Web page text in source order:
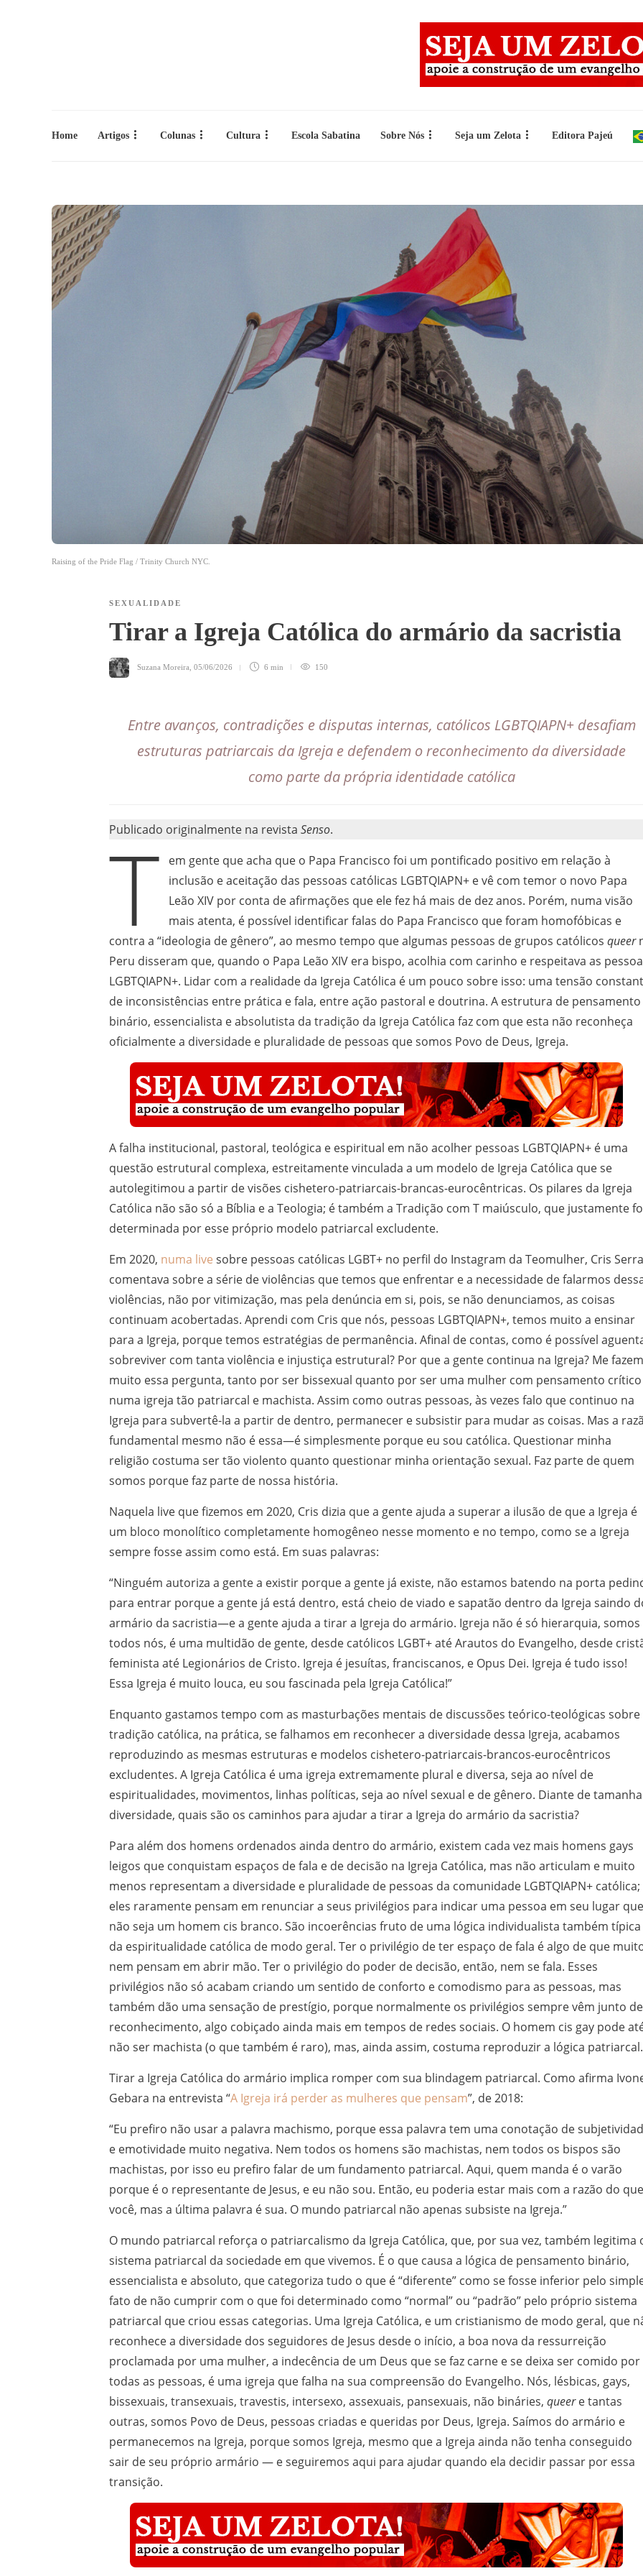
Home Artigos Colunas Cultura Escola Sabatina Sobre Nós Seja um Zelota Editora Pajeú
Raising of the Pride Flag / Trinity Church NYC.
SEXUALIDADE
Tirar a Igreja Católica do armário da sacristia
Suzana Moreira 05/06/2026 6 min 150
Entre avanços, contradições e disputas internas, católicos LGBTQIAPN+ desafiam
estruturas patriarcais da Igreja e defendem o reconhecimento da diversidade
como parte da própria identidade católica
Publicado originalmente na revista Senso.
T
em gente que acha que o Papa Francisco foi um pontificado positivo em relação à
inclusão e aceitação das pessoas católicas LGBTQIAPN+ e vê com temor o novo Papa
Leão XIV por conta de afirmações que ele fez há mais de dez anos. Porém, numa visão
mais atenta, é possível identificar falas do Papa Francisco que foram homofóbicas e
contra a “ideologia de gênero”, ao mesmo tempo que algumas pessoas de grupos católicos queer
Peru disseram que, quando o Papa Leão XIV era bispo, acolhia com carinho e respeitava as
LGBTQIAPN+. Lidar com a realidade da Igreja Católica é um pouco sobre isso: uma tensão
de inconsistências entre prática e fala, entre ação pastoral e doutrina. A estrutura de pensamento
binário, essencialista e absolutista da tradição da Igreja Católica faz com que esta não reconheça
oficialmente a diversidade e pluralidade de pessoas que somos Povo de Deus, Igreja.
A falha institucional, pastoral, teológica e espiritual em não acolher pessoas LGBTQIAPN+ é uma
questão estrutural complexa, estreitamente vinculada a um modelo de Igreja Católica que se
autolegitimou a partir de visões cishetero-patriarcais-brancas-eurocêntricas. Os pilares da Igreja
Católica não são só a Bíblia e a Teologia; é também a Tradição com T maiúsculo, que justamente
determinada por esse próprio modelo patriarcal excludente.
Em 2020, numa live sobre pessoas católicas LGBT+ no perfil do Instagram da Teomulher, Cris Serra
comentava sobre a série de violências que temos que enfrentar e a necessidade de falarmos
violências, não por vitimização, mas pela denúncia em si, pois, se não denunciamos, as coisas
continuam acobertadas. Aprendi com Cris que nós, pessoas LGBTQIAPN+, temos muito a ensinar
para a Igreja, porque temos estratégias de permanência. Afinal de contas, como é possível
sobreviver com tanta violência e injustiça estrutural? Por que a gente continua na Igreja? Me fazem
muito essa pergunta, tanto por ser bissexual quanto por ser uma mulher com pensamento crítico
numa igreja tão patriarcal e machista. Assim como outras pessoas, às vezes falo que continuo na
Igreja para subvertê-la a partir de dentro, permanecer e subsistir para mudar as coisas. Mas a
fundamental mesmo não é essa—é simplesmente porque eu sou católica. Questionar minha
religião costuma ser tão violento quanto questionar minha orientação sexual. Faz parte de quem
somos porque faz parte de nossa história.
Naquela live que fizemos em 2020, Cris dizia que a gente ajuda a superar a ilusão de que a Igreja é
um bloco monolítico completamente homogêneo nesse momento e no tempo, como se a Igreja
sempre fosse assim como está. Em suas palavras:
“Ninguém autoriza a gente a existir porque a gente já existe, não estamos batendo na porta
para entrar porque a gente já está dentro, está cheio de viado e sapatão dentro da Igreja saindo
armário da sacristia—e a gente ajuda a tirar a Igreja do armário. Igreja não é só hierarquia, somos
todos nós, é uma multidão de gente, desde católicos LGBT+ até Arautos do Evangelho, desde
feminista até Legionários de Cristo. Igreja é jesuítas, franciscanos, e Opus Dei. Igreja é tudo isso!
Essa Igreja é muito louca, eu sou fascinada pela Igreja Católica!”
Enquanto gastamos tempo com as masturbações mentais de discussões teórico-teológicas sobre
tradição católica, na prática, se falhamos em reconhecer a diversidade dessa Igreja, acabamos
reproduzindo as mesmas estruturas e modelos cishetero-patriarcais-brancos-eurocêntricos
excludentes. A Igreja Católica é uma igreja extremamente plural e diversa, seja ao nível de
espiritualidades, movimentos, linhas políticas, seja ao nível sexual e de gênero. Diante de tamanha
diversidade, quais são os caminhos para ajudar a tirar a Igreja do armário da sacristia?
Para além dos homens ordenados ainda dentro do armário, existem cada vez mais homens gays
leigos que conquistam espaços de fala e de decisão na Igreja Católica, mas não articulam e muito
menos representam a diversidade e pluralidade de pessoas da comunidade LGBTQIAPN+ católica;
eles raramente pensam em renunciar a seus privilégios para indicar uma pessoa em seu lugar que
não seja um homem cis branco. São incoerências fruto de uma lógica individualista também típica
da espiritualidade católica de modo geral. Ter o privilégio de ter espaço de fala é algo de que
nem pensam em abrir mão. Ter o privilégio do poder de decisão, então, nem se fala. Esses
privilégios não só acabam criando um sentido de conforto e comodismo para as pessoas, mas
também dão uma sensação de prestígio, porque normalmente os privilégios sempre vêm junto de
reconhecimento, algo cobiçado ainda mais em tempos de redes sociais. O homem cis gay pode
não ser machista (o que também é raro), mas, ainda assim, costuma reproduzir a lógica patriarcal.
Tirar a Igreja Católica do armário implica romper com sua blindagem patriarcal. Como afirma
Gebara na entrevista “A Igreja irá perder as mulheres que pensam”, de 2018:
“Eu prefiro não usar a palavra machismo, porque essa palavra tem uma conotação de
e emotividade muito negativa. Nem todos os homens são machistas, nem todos os bispos são
machistas, por isso eu prefiro falar de um fundamento patriarcal. Aqui, quem manda é o varão
porque é o representante de Jesus, e eu não sou. Então, eu poderia estar mais com a razão do que
você, mas a última palavra é sua. O mundo patriarcal não apenas subsiste na Igreja.”
O mundo patriarcal reforça o patriarcalismo da Igreja Católica, que, por sua vez, também legitima
sistema patriarcal da sociedade em que vivemos. É o que causa a lógica de pensamento binário,
essencialista e absoluto, que categoriza tudo o que é “diferente” como se fosse inferior pelo
fato de não cumprir com o que foi determinado como “normal” ou “padrão” pelo próprio sistema
patriarcal que criou essas categorias. Uma Igreja Católica, e um cristianismo de modo geral, que
reconhece a diversidade dos seguidores de Jesus desde o início, a boa nova da ressurreição
proclamada por uma mulher, a indecência de um Deus que se faz carne e se deixa ser comido por
todas as pessoas, é uma igreja que falha na sua compreensão do Evangelho. Nós, lésbicas, gays,
bissexuais, transexuais, travestis, intersexo, assexuais, pansexuais, não bináries, queere tantas
outras, somos Povo de Deus, pessoas criadas e queridas por Deus, Igreja. Saímos do armário e
permanecemos na Igreja, porque somos Igreja, mesmo que a Igreja ainda não tenha conseguido
sair de seu próprio armário — e seguiremos aqui para ajudar quando ela decidir passar por essa
transição.